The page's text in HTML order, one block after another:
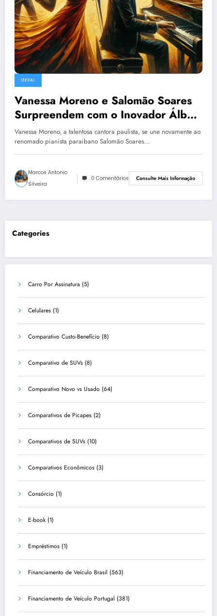
GERAL
Vanessa Moreno e Salomão Soares
Surpreendem com o Inovador Álbum
‘Outros Ventos’
Vanessa Moreno, a talentosa cantora paulista, se une novamente ao
renomado pianista paraibano Salomão Soares…
Marcos Antonio
Silveira
0 Comentários Consulte Mais Informação
Categories
Carro Por Assinatura (5)
Celulares (1)
Comparativo Custo-Benefício (8)
Comparativo de SUVs (8)
Comparativo Novo vs Usado (64)
Comparativos de Picapes (2)
Comparativos de SUVs (10)
Comparativos Econômicos (3)
Consórcio (1)
E-book (1)
Empréstimos (1)
Financiamento de Veículo Brasil (563)
Financiamento de Veículo Portugal (381)